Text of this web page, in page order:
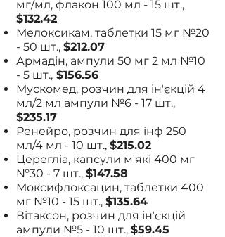
мг/мл, флакон 100 мл - 15 шт.,
$132.42
Мелоксикам, таблетки 15 мг №20
- 50 шт., $212.07
Армадін, ампули 50 мг 2 мл №10
- 5 шт., $156.56
Мускомед, розчин для інʼєкцій 4
мл/2 мл ампули №6 - 17 шт.,
$235.17
Ренейро, розчин для інф 250
мл/4 мл - 10 шт., $215.02
Церегліа, капсули мʼякі 400 мг
№30 - 7 шт., $147.58
Моксифлоксацин, таблетки 400
мг №10 - 15 шт., $135.64
Вітаксон, розчин для інʼєкцій
ампули №5 - 10 шт., $59.45